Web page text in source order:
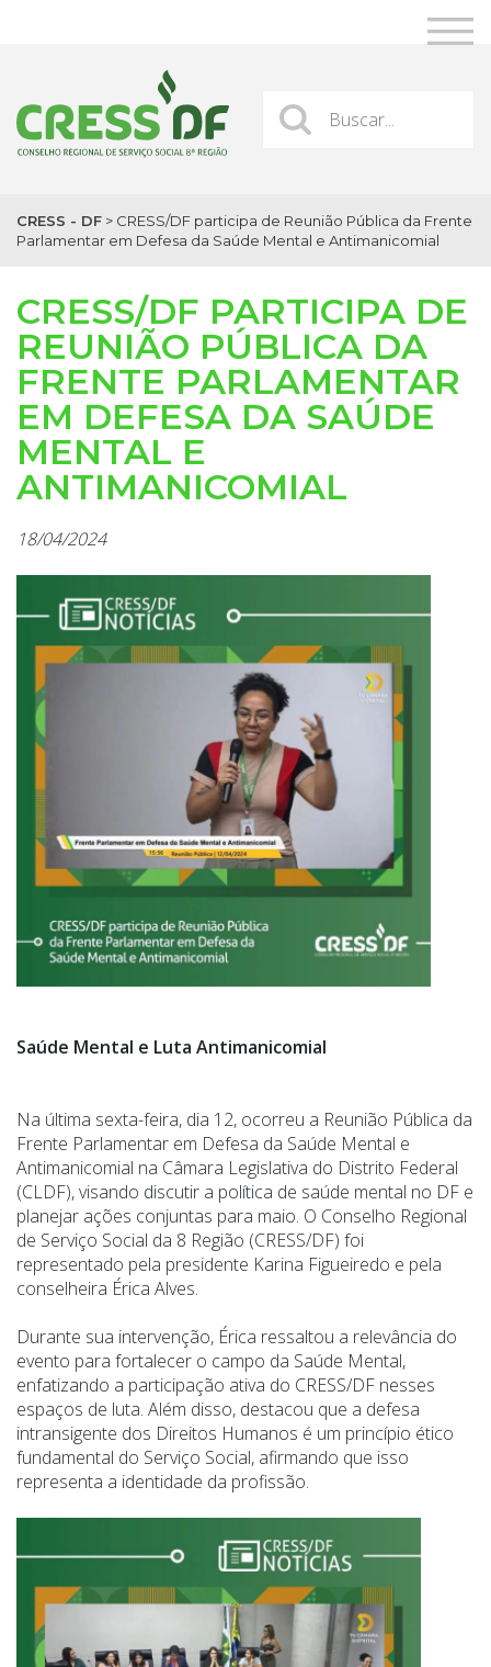
CRESS - DF > CRESS/DF participa de Reunião Pública da Frente
Parlamentar em Defesa da Saúde Mental e Antimanicomial
CRESS/DF PARTICIPA DE
REUNIÃO PÚBLICA DA
FRENTE PARLAMENTAR
EM DEFESA DA SAÚDE
MENTAL E
ANTIMANICOMIAL
18/04/2024
Saúde Mental e Luta Antimanicomial
Na última sexta-feira, dia 12, ocorreu a Reunião Pública da
Frente Parlamentar em Defesa da Saúde Mental e
Antimanicomial na Câmara Legislativa do Distrito Federal
(CLDF), visando discutir a política de saúde mental no DF e
planejar ações conjuntas para maio. O Conselho Regional
de Serviço Social da 8 Região (CRESS/DF) foi
representado pela presidente Karina Figueiredo e pela
conselheira Érica Alves.
Durante sua intervenção, Érica ressaltou a relevância do
evento para fortalecer o campo da Saúde Mental,
enfatizando a participação ativa do CRESS/DF nesses
espaços de luta. Além disso, destacou que a defesa
intransigente dos Direitos Humanos é um princípio ético
fundamental do Serviço Social, afirmando que isso
representa a identidade da profissão.